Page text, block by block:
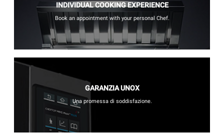
INDIVIDUAL COOKING EXPERIENCE
Book an appointment with your personal Chef.
GARANZIA UNOX
Una promessa di soddisfazione.